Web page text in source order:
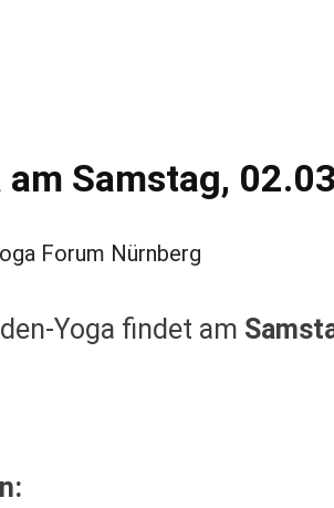
Samstag,
Yoga findet am